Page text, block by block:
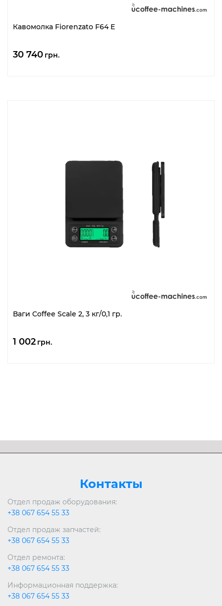
Кавомолка Fiorenzato F64 E
30 740 грн.
Ваги Coffee Scale 2, 3 кг/0,1 гр.
1 002 грн.
Контакты
Отдел продаж оборудования:
+38 067 654 55 33
Отдел продаж запчастей:
+38 067 654 55 33
Отдел ремонта:
+38 067 654 55 33
Информационная поддержка:
+38 067 654 55 33